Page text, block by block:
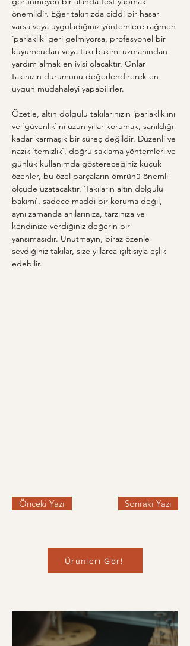
önemlidir. Eğer takınızda ciddi bir hasar
varsa veya uyguladığınız yöntemlere rağmen
`parlaklık` geri gelmiyorsa, profesyonel bir
kuyumcudan veya takı bakımı uzmanından
yardım almak en iyisi olacaktır. Onlar
takınızın durumunu değerlendirerek en
uygun müdahaleyi yapabilirler.
Özetle, altın dolgulu takılarınızın `parlaklık`ını
ve `güvenlik`ini uzun yıllar korumak, sanıldığı
kadar karmaşık bir süreç değildir. Düzenli ve
nazik `temizlik`, doğru saklama yöntemleri ve
günlük kullanımda göstereceğiniz küçük
özenler, bu özel parçaların ömrünü önemli
ölçüde uzatacaktır. `Takıların altın dolgulu
bakımı`, sadece maddi bir koruma değil,
aynı zamanda anılarınıza, tarzınıza ve
kendinize verdiğiniz değerin bir
yansımasıdır. Unutmayın, biraz özenle
sevdiğiniz takılar, size yıllarca ışıltısıyla eşlik
edebilir.
Önceki Yazı Sonraki Yazı
Ürünleri Gör!